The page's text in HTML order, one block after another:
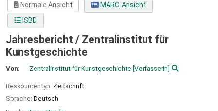
Normale Ansicht
MARC-Ansicht
ISBD
Jahresbericht / Zentralinstitut für
Kunstgeschichte
Von: Zentralinstitut für Kunstgeschichte [VerfasserIn]
Ressourcentyp: Zeitschrift
Sprache: Deutsch